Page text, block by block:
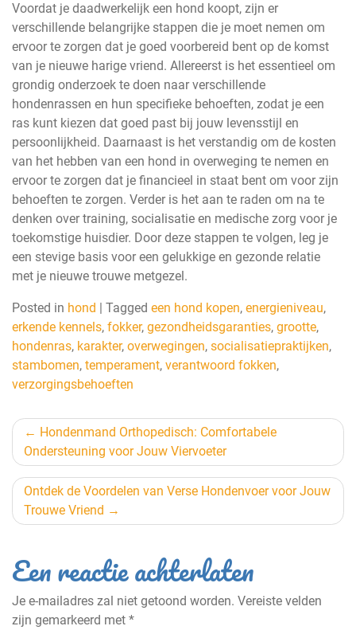
Voordat je daadwerkelijk een hond koopt, zijn er
verschillende belangrijke stappen die je moet nemen om
ervoor te zorgen dat je goed voorbereid bent op de komst
van je nieuwe harige vriend. Allereerst is het essentieel om
grondig onderzoek te doen naar verschillende
hondenrassen en hun specifieke behoeften, zodat je een
ras kunt kiezen dat goed past bij jouw levensstijl en
persoonlijkheid. Daarnaast is het verstandig om de kosten
van het hebben van een hond in overweging te nemen en
ervoor te zorgen dat je financieel in staat bent om voor zijn
behoeften te zorgen. Verder is het aan te raden om na te
denken over training, socialisatie en medische zorg voor je
toekomstige huisdier. Door deze stappen te volgen, leg je
een stevige basis voor een gelukkige en gezonde relatie
met je nieuwe trouwe metgezel.
Posted in hond | Tagged een hond kopen, energieniveau,
erkende kennels, fokker, gezondheidsgaranties, grootte,
hondenras, karakter, overwegingen, socialisatiepraktijken,
stambomen, temperament, verantwoord fokken,
verzorgingsbehoeften
Berichtnavigatie
Hondenmand Orthopedisch: Comfortabele
Ondersteuning voor Jouw Viervoeter
Ontdek de Voordelen van Verse Hondenvoer voor Jouw
Trouwe Vriend
Een reactie achterlaten
Je e-mailadres zal niet getoond worden. Vereiste velden
zijn gemarkeerd met *